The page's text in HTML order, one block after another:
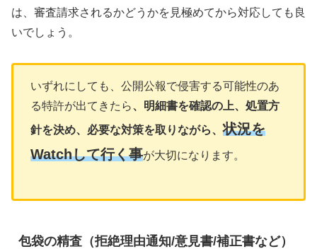
は、審査請求されるかどうかを見極めてから対応しても良
いでしょう。
いずれにしても、公開公報で侵害する可能性のあ
る特許が出てきたら、明細書を確認の上、処置方
針を決め、必要な対策を取りながら、状況を
Watchして行く事が大切になります。
包袋の精査（拒絶理由通知/意見書/補正書など）